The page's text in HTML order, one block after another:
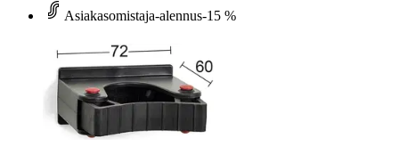
Asiakasomistaja-alennus-15 %